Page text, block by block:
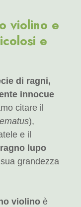
violino e
e
di ragni,
innocue
citare il
),
e il
ragno lupo
grandezza
violino è